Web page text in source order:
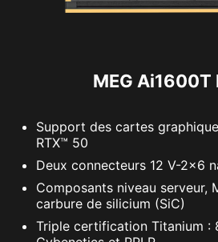
MEG Ai1600T
Support des cartes
RTX™ 50
Deux connecteurs 12 V-2x6
Composants niveau serveur,
carbure de silicium (SiC)
Triple certification Titanium :